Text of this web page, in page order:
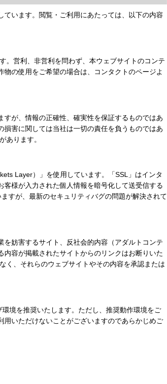
います。閲覧・ご利用にあたっては、以下の内容
。営利、非営利を問わず、本ウェブサイトのコンテ
の使用をご希望の場合は、コンタクトのページよ
が、情報の正確性、確実性を保証するものではあ
害に関しては当社は一切の責任を負うものではあ
あります。
Layer）」を使用しています。「SSL」はインタ
様が入力された個人情報を暗号化して送受信する
すが、最新のセキュリティバグの問題が解決されて
妨害するサイト、反社会的内容（アダルトコンテ
容が掲載されたサイトからのリンクはお断りいた
く、それらのウェブサイトやその内容を承認または
境を推奨いたします。ただし、推奨動作環境をご
いただけないことがございますのであらかじめご